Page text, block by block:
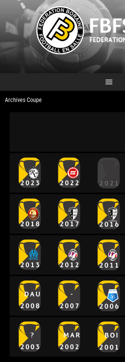
Archives Coupe